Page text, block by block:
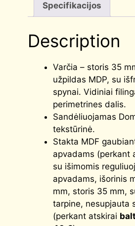
Specifikacijos
Description
Varčia – storis 35
užpildas MDP, su
spynai. Vidiniai
perimetrines dalis.
Sandėliuojamas
tekstūrinė.
Stakta MDF
apvadams (perkant
su išimomis
apvadams, išorinis
mm, storis 35 mm,
tarpine, nesupjauta
(perkant atskirai